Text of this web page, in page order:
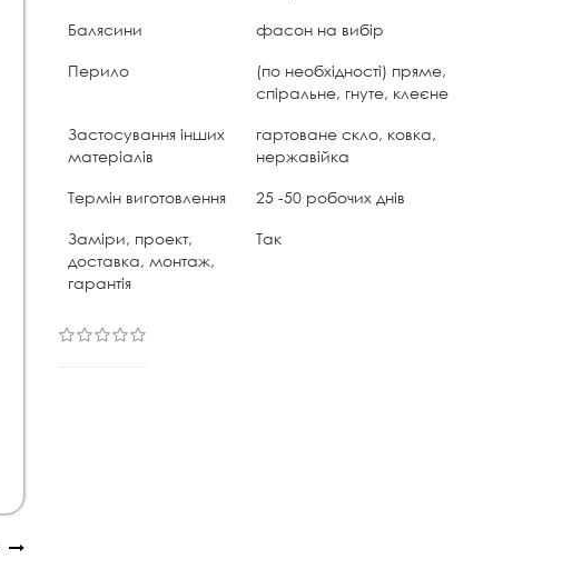
Балясини
фасон на вибір
Перило
(по необхідності) пряме,
спіральне, гнуте, клеєне
Застосування інших
матеріалів
гартоване скло, ковка,
нержавійка
Термін виготовлення
25 -50 робочих днів
Заміри, проект,
доставка, монтаж,
гарантія
Так